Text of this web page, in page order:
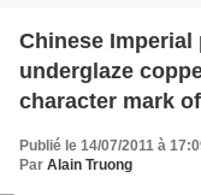
Chinese
underglaze
character mark
Publié le 14/07/2011 à
Par Alain Truong